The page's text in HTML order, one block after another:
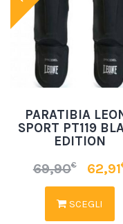
PARATIBIA
SPORT PT119
EDITION
69,90€ 62,91
SCEGLI